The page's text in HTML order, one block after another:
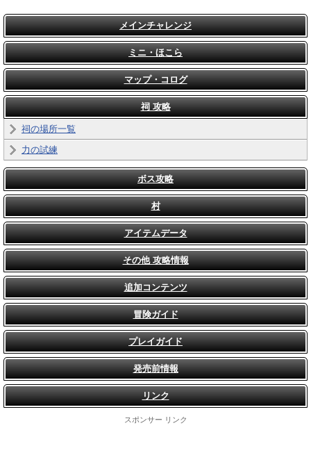
メインチャレンジ
ミニ・ほこら
マップ・コログ
祠 攻略
祠の場所一覧
力の試練
ボス攻略
村
アイテムデータ
その他 攻略情報
追加コンテンツ
冒険ガイド
プレイガイド
発売前情報
リンク
スポンサー リンク